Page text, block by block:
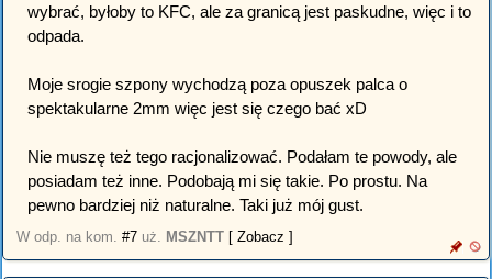
wybrać, byłoby to KFC, ale za granicą jest paskudne, więc i to
odpada.
Moje srogie szpony wychodzą poza opuszek palca o
spektakularne 2mm więc jest się czego bać xD
Nie muszę też tego racjonalizować. Podałam te powody, ale
posiadam też inne. Podobają mi się takie. Po prostu. Na
pewno bardziej niż naturalne. Taki już mój gust.
W odp. na kom. #7 uż. MSZNTT [ Zobacz ]